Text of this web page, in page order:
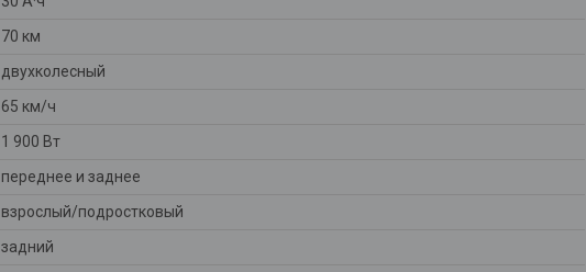
70 км
двухколесный
65 км/ч
1 900 Вт
переднее и заднее
взрослый/подростковый
задний